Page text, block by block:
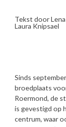
Tekst door
Laura Knipsael
Sinds
broedplaats
Roermond, de
is gevestigd op
centrum, waar